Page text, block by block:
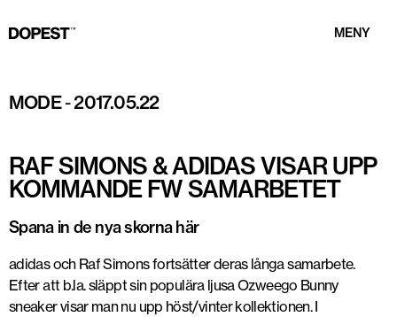
MENY
MODE-2017.05.22
RAF SIMONS & ADIDAS VISAR UPP
KOMMANDE FW SAMARBETET
Spana in de nya skorna här
adidas och Raf Simons fortsätter deras långa samarbete.
Efter att b.la. släppt sin populära ljusa Ozweego Bunny
sneaker visar man nu upp höst/vinter kollektionen. I